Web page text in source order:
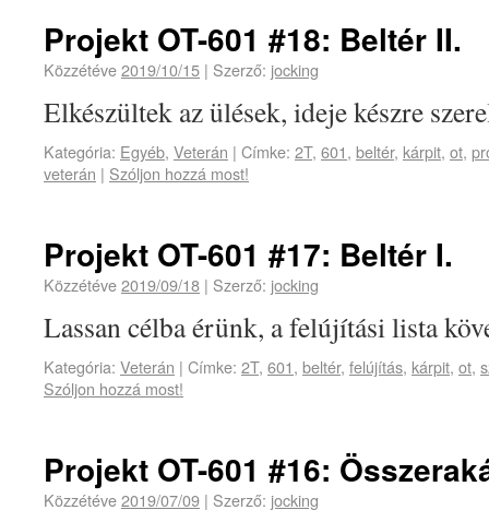
Projekt OT-601 #18: Beltér II.
Közzétéve2019/10/15 | Szerző: jocking
Elkészültek az ülések, ideje készre
Kategória: Egyéb, Veterán | Címke: 2T, 601, beltér, kárpit, ot,
veterán | Szóljon hozzá most!
Projekt OT-601 #17: Beltér I.
Közzétéve2019/09/18 | Szerző: jocking
Lassan célba érünk, a felújítási lista
Kategória: Veterán | Címke: 2T, 601, beltér, felújítás, kárpit, ot,
Szóljon hozzá most!
Projekt OT-601 #16:
Közzétéve2019/07/09 | Szerző: jocking